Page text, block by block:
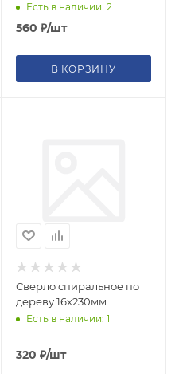
Есть в наличии: 2
560 ₽/шт
В КОРЗИНУ
Сверло спиральное по
дереву 16x230мм
Есть в наличии: 1
320 ₽/шт